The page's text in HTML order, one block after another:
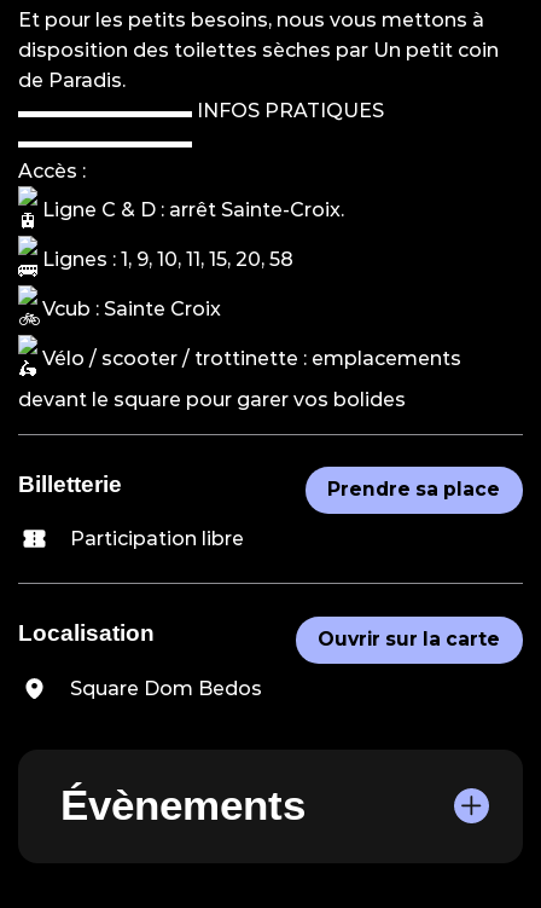
Et pour les petits besoins, nous vous mettons à
disposition des toilettes sèches par Un petit coin
de Paradis.
▬▬▬▬▬▬▬▬▬ INFOS PRATIQUES
▬▬▬▬▬▬▬▬▬
Accès :
Ligne C & D : arrêt Sainte-Croix.
Lignes : 1, 9, 10, 11, 15, 20, 58
Vcub : Sainte Croix
Vélo / scooter / trottinette : emplacements
devant le square pour garer vos bolides
Billetterie Prendre sa place
Participation libre
Localisation Ouvrir sur la carte
Square Dom Bedos
Évènements